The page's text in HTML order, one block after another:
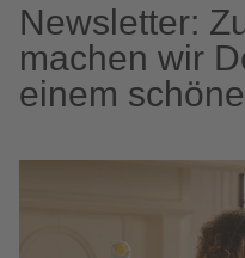
Newsletter:
machen wir
einem